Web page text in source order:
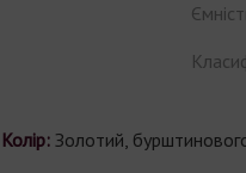
Колір:Золотий, бурштинового